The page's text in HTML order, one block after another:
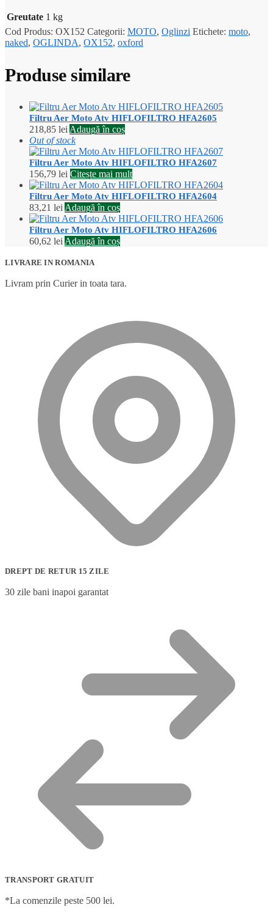
Greutate 1 kg
Cod Produs: OX152 Categorii: MOTO, Oglinzi Etichete: moto,
naked, OGLINDA, OX152, oxford
Produse similare
Filtru Aer Moto Atv HIFLOFILTRO HFA2605
218,85 lei Adaugă în coș
Out of stock
Filtru Aer Moto Atv HIFLOFILTRO HFA2607
156,79 lei Citește mai mult
Filtru Aer Moto Atv HIFLOFILTRO HFA2604
83,21 lei Adaugă în coș
Filtru Aer Moto Atv HIFLOFILTRO HFA2606
60,62 lei Adaugă în coș
LIVRARE IN ROMANIA
Livram prin Curier in toata tara.
DREPT DE RETUR 15 ZILE
30 zile bani inapoi garantat
TRANSPORT GRATUIT
*La comenzile peste 500 lei.